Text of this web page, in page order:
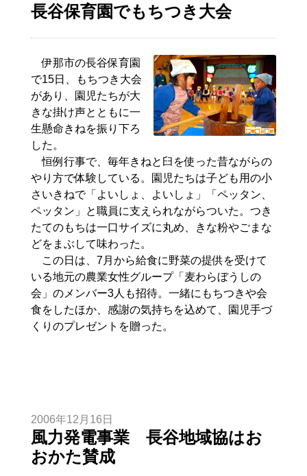
長谷保育園でもちつき大会
伊那市の長谷保育園
で15日、もちつき大会
があり、園児たちが大
きな掛け声とともに一
生懸命きねを振り下ろ
した。
恒例行事で、毎年きねと臼を使った昔ながらの
やり方で体験している。園児たちは子ども用の小
さいきねで「よいしょ、よいしょ」「ペッタン、
ペッタン」と職員に支えられながらついた。つき
たてのもちは一口サイズに丸め、きな粉やごまな
どをまぶして味わった。
この日は、7月から給食に野菜の提供を受けて
いる地元の農業女性グループ「麦わらぼうしの
会」のメンバー3人も招待。一緒にもちつきや会
食をしたほか、感謝の気持ちを込めて、園児手づ
くりのプレゼントを贈った。
2006年12月16日
風力発電事業 長谷地域協はお
おかた賛成